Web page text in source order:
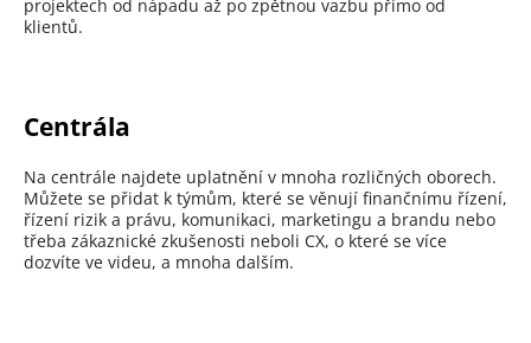
projektech od nápadu až po zpětnou vazbu přímo od
klientů.
Centrála
Na centrále najdete uplatnění v mnoha rozličných oborech.
Můžete se přidat k týmům, které se věnují finančnímu řízení,
řízení rizik a právu, komunikaci, marketingu a brandu nebo
třeba zákaznické zkušenosti neboli CX, o které se více
dozvíte ve videu, a mnoha dalším.